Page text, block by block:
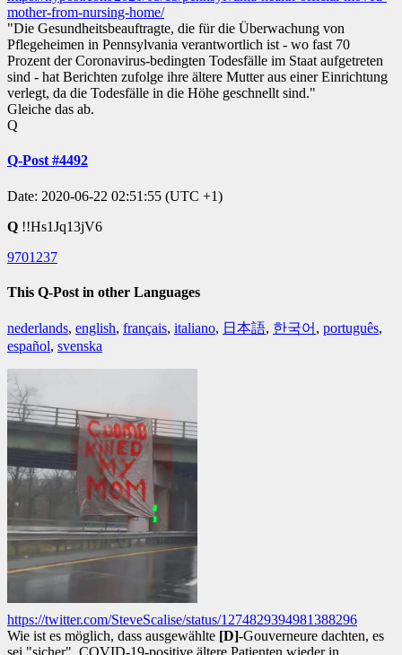
mother-from-nursing-home/
"Die Gesundheitsbeauftragte, die für die Überwachung von
Pflegeheimen in Pennsylvania verantwortlich ist - wo fast 70
Prozent der Coronavirus-bedingten Todesfälle im Staat aufgetreten
sind - hat Berichten zufolge ihre ältere Mutter aus einer Einrichtung
verlegt, da die Todesfälle in die Höhe geschnellt sind."
Gleiche das ab.
Q
Q-Post #4492
Date: 2020-06-22 02:51:55 (UTC +1)
Q !!Hs1Jq13jV6
9701237
This Q-Post in other Languages
nederlands, english, français, italiano, 日本語, 한국어 , português,
español, svenska
https://twitter.com/SteveScalise/status/1274829394981388296
Wie ist es möglich, dass ausgewählte [D]-Gouverneure dachten, es